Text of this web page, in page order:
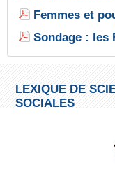
Femmes et
Sondage : les
LEXIQUE DE
SOCIALES